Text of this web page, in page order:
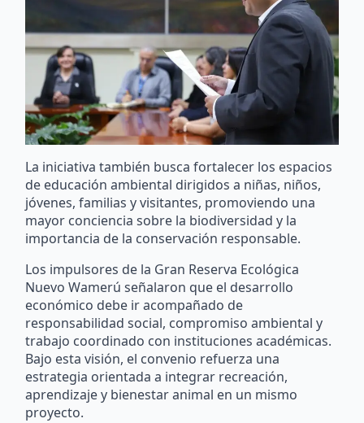
La iniciativa también busca fortalecer los espacios
de educación ambiental dirigidos a niñas, niños,
jóvenes, familias y visitantes, promoviendo una
mayor conciencia sobre la biodiversidad y la
importancia de la conservación responsable.
Los impulsores de la Gran Reserva Ecológica
Nuevo Wamerú señalaron que el desarrollo
económico debe ir acompañado de
responsabilidad social, compromiso ambiental y
trabajo coordinado con instituciones académicas.
Bajo esta visión, el convenio refuerza una
estrategia orientada a integrar recreación,
aprendizaje y bienestar animal en un mismo
proyecto.